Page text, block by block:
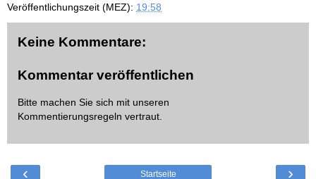
Veröffentlichungszeit (MEZ): 19:58
Keine Kommentare:
Kommentar veröffentlichen
Bitte machen Sie sich mit unseren
Kommentierungsregeln vertraut.
‹ ›
Startseite